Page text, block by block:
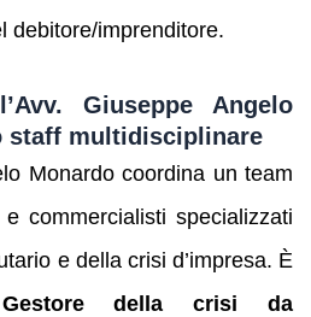
debitore/imprenditore.
Giuseppe Angelo
staff multidisciplinare
Monardo coordina un team
commercialisti specializzati
e della crisi d’impresa. È
Gestore della crisi da